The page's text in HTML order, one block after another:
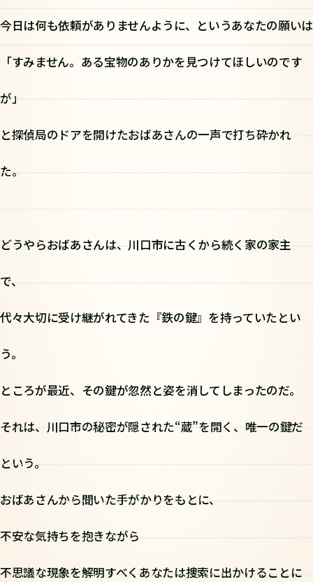
今日は何も依頼がありませんように、というあなたの願いは
「すみません。ある宝物のありかを見つけてほしいのです
が」
と探偵局のドアを開けたおばあさんの一声で打ち砕かれ
た。
どうやらおばあさんは、川口市に古くから続く家の家主
で、
代々大切に受け継がれてきた『鉄の鍵』を持っていたとい
う。
ところが最近、その鍵が忽然と姿を消してしまったのだ。
それは、川口市の秘密が隠された“蔵”を開く、唯一の鍵だ
という。
おばあさんから聞いた手がかりをもとに、
不安な気持ちを抱きながら
不思議な現象を解明すべくあなたは捜索に出かけることに